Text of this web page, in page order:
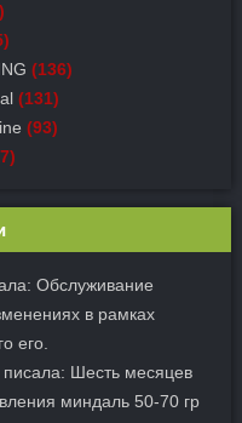
(136)
(131)
(93)
Обслуживание
в рамках
его.
писала: Шесть месяцев
миндаль 50-70 гр